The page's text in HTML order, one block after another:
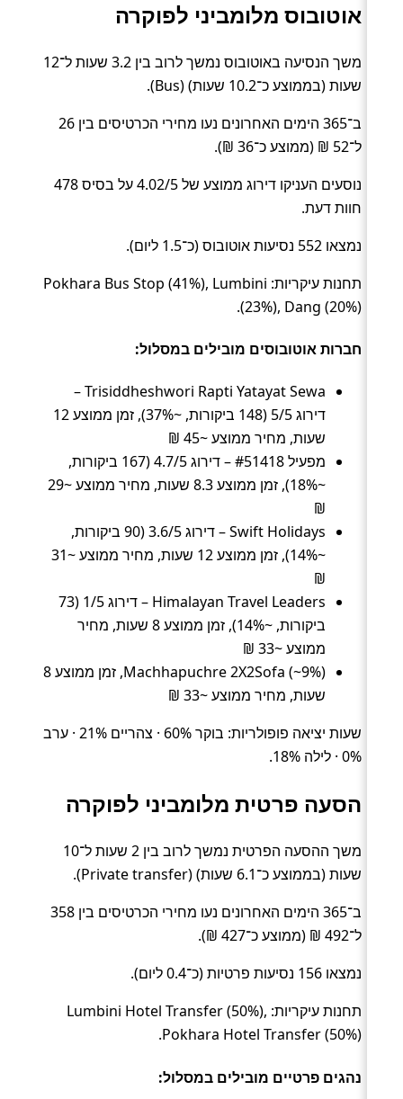
אוטובוס מלומביני לפוקרה
משך הנסיעה באוטובוס נמשך לרוב בין 3.2 שעות ל־12
שעות (בממוצע כ־10.2 שעות) (Bus).
ב־365 הימים האחרונים נעו מחירי הכרטיסים בין 26
ל־52 ₪ (ממוצע כ־36 ₪).
נוסעים העניקו דירוג ממוצע של 4.02/5 על בסיס 478
חוות דעת.
נמצאו 552 נסיעות אוטובוס (כ־1.5 ליום).
תחנות עיקריות: Pokhara Bus Stop (41%), Lumbini
(23%), Dang (20%).
חברות אוטובוסים מובילים במסלול:
Trisiddheshwori Rapti Yatayat Sewa –
דירוג 5/5 (148 ביקורות, ~37%), זמן ממוצע 12
שעות, מחיר ממוצע ~45 ₪
מפעיל #51418 – דירוג 4.7/5 (167 ביקורות,
~18%), זמן ממוצע 8.3 שעות, מחיר ממוצע ~29
₪
Swift Holidays – דירוג 3.6/5 (90 ביקורות,
~14%), זמן ממוצע 12 שעות, מחיר ממוצע ~31
₪
Himalayan Travel Leaders – דירוג 1/5 (73
ביקורות, ~14%), זמן ממוצע 8 שעות, מחיר
ממוצע ~33 ₪
Machhapuchre 2X2Sofa (~9%), זמן ממוצע 8
שעות, מחיר ממוצע ~33 ₪
שעות יציאה פופולריות: בוקר 60% · צהריים 21% · ערב
0% · לילה 18%.
הסעה פרטית מלומביני לפוקרה
משך ההסעה הפרטית נמשך לרוב בין 2 שעות ל־10
שעות (בממוצע כ־6.1 שעות) (Private transfer).
ב־365 הימים האחרונים נעו מחירי הכרטיסים בין 358
ל־492 ₪ (ממוצע כ־427 ₪).
נמצאו 156 נסיעות פרטיות (כ־0.4 ליום).
תחנות עיקריות: Lumbini Hotel Transfer (50%),
Pokhara Hotel Transfer (50%).
נהגים פרטיים מובילים במסלול: